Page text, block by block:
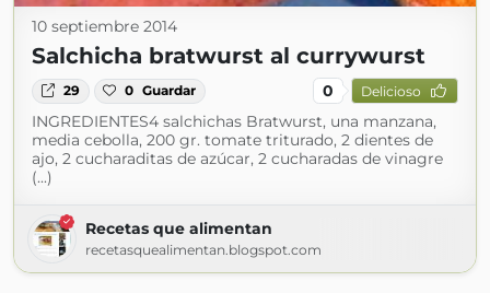
10 septiembre 2014
Salchicha bratwurst al currywurst
29 0 Guardar 0 Delicioso
INGREDIENTES4 salchichas Bratwurst, una manzana,
media cebolla, 200 gr. tomate triturado, 2 dientes de
ajo, 2 cucharaditas de azúcar, 2 cucharadas de vinagre
(...)
Recetas que alimentan
recetasquealimentan.blogspot.com